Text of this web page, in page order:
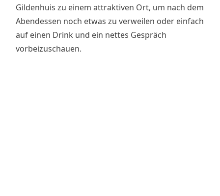
Gildenhuis zu einem attraktiven Ort, um nach dem
Abendessen noch etwas zu verweilen oder einfach
auf einen Drink und ein nettes Gespräch
vorbeizuschauen.